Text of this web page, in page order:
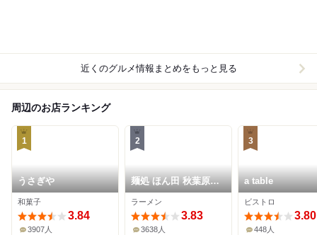
近くのグルメ情報まとめをもっと見る
周辺のお店ランキング
1
うさぎや
和菓子
3.84
3907人
2
麺処 ほん田 秋葉原本
店
ラーメン
3.83
3638人
3
a table
ビストロ
3.80
448人